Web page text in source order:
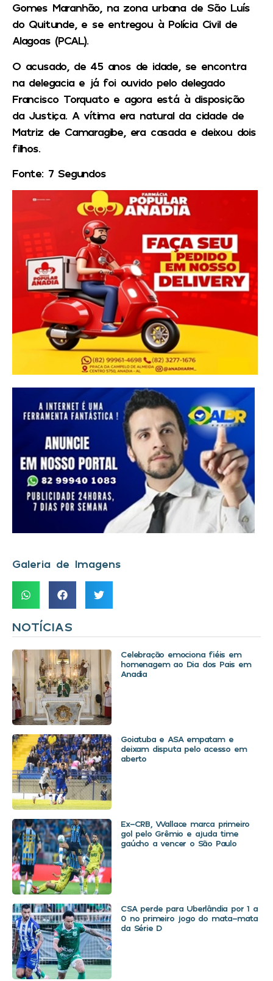
Gomes Maranhão, na zona urbana de São Luís
do Quitunde, e se entregou à Polícia Civil de
Alagoas (PCAL).
O acusado, de 45 anos de idade, se encontra
na delegacia e já foi ouvido pelo delegado
Francisco Torquato e agora está à disposição
da Justiça. A vítima era natural da cidade de
Matriz de Camaragibe, era casada e deixou dois
filhos.
Fonte: 7 Segundos
Galeria de Imagens
NOTÍCIAS
Celebração emociona fiéis em
homenagem ao Dia dos Pais em
Anadia
Goiatuba e ASA empatam e
deixam disputa pelo acesso em
aberto
Ex-CRB, Wallace marca primeiro
gol pelo Grêmio e ajuda time
gaúcho a vencer o São Paulo
CSA perde para Uberlândia por 1 a
0 no primeiro jogo do mata-mata
da Série D